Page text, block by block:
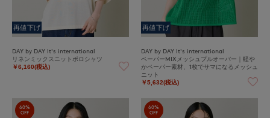
再値下げ
DAY by DAY It's international
リネンミックスニットポロシャツ
￥6,160(税込)
再値下げ
DAY by DAY It's international
ペーパーMIXメッシュプルオーバー｜軽や
かペーパー素材、1枚でサマになるメッシュ
ニット
￥5,632(税込)
60%
OFF
60%
OFF